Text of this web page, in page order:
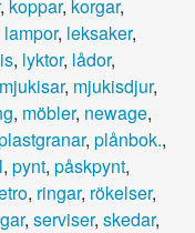
, koppar, korgar,
lampor, leksaker,
, lyktor, lådor,
mjukisar, mjukisdjur,
, möbler, newage,
, plånbok.,
, pynt, påskpynt,
, ringar, rökelser,
, serviser, skedar,